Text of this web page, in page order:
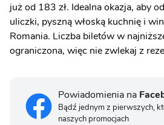
już od 183 zł. Idealna okazja, aby
uliczki, pyszną włoską kuchnię i
Romania. Liczba biletów w
ograniczona, więc nie zwlekaj z
Powiadomienia na
Bądź jednym z pierwszych,
naszych promocjach